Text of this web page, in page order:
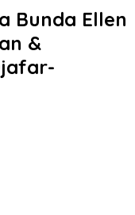
Bunda Ellen
&